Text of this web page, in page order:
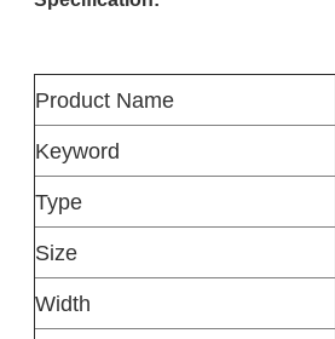
Product Name
Keyword
Type
Size
Width